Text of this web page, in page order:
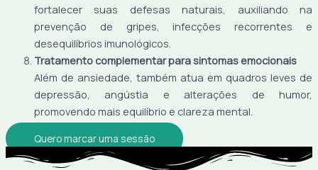
fortalecer suas defesas naturais, auxiliando na
prevenção de gripes, infecções recorrentes e
desequilíbrios imunológicos.
Tratamento complementar para sintomas emocionais
Além de ansiedade, também atua em quadros leves de
depressão, angústia e alterações de humor,
promovendo mais equilíbrio e clareza mental.
Quero marcar uma sessão